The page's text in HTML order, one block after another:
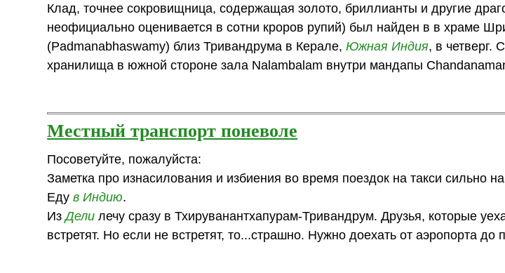
Клад, точнее сокровищница, содержащая золото, бриллианты и другие
неофициально оценивается в сотни кроров рупий) был найден в в храме
(Padmanabhaswamy) близ Тривандрума в Керале,Южная Индия, в четверг.
хранилища в южной стороне зала Nalambalam внутри мандапы
Местный транспорт поневоле
Посоветуйте, пожалуйста:
Заметка про изнасилования и избиения во время поездок на такси сильно
Едув Индию.
ИзДели лечу сразу в Тхируванантхапурам-Тривандрум. Друзья, которые
встретят. Но если не встретят, то...страшно. Нужно доехать от аэропорта до